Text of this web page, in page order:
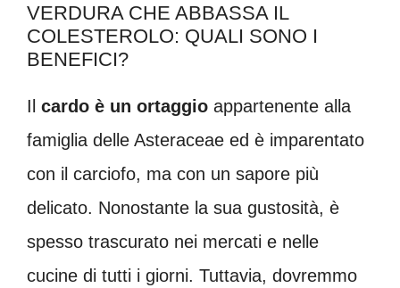
VERDURA CHE ABBASSA IL
COLESTEROLO: QUALI SONO I
BENEFICI?
Il cardo è un ortaggio appartenente alla
famiglia delle Asteraceae ed è imparentato
con il carciofo, ma con un sapore più
delicato. Nonostante la sua gustosità, è
spesso trascurato nei mercati e nelle
cucine di tutti i giorni. Tuttavia, dovremmo